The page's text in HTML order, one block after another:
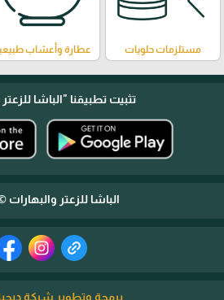
مستلزمات حلويات عطارة وأعشاب
تثبيت تطبيقنا "الباشا
الباشا للزعتر والبهارات
برمجة وتطوير شركة